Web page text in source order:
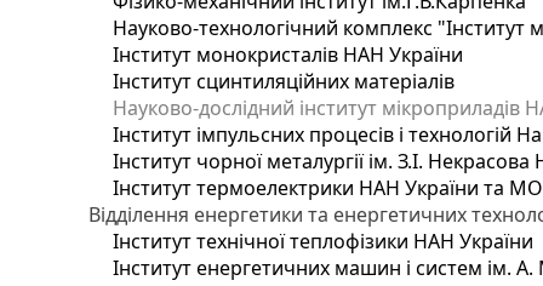
Науково-технологічний комплекс "Інститут
Інститут монокристалів НАН України
Інститут сцинтиляційних матеріалів
Науково-дослідний інститут мікроприладів
Інститут імпульсних процесів і технологій
Інститут чорної металургії ім. З.І.
Інститут термоелектрики НАН України та
Відділення енергетики та енергетичних
Інститут технічної теплофізики НАН України
Інститут енергетичних машин і систем ім.